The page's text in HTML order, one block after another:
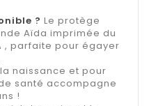
? Le protège
Aïda imprimée du
, parfaite pour égayer
naissance et pour
santé accompagne
!